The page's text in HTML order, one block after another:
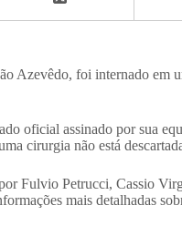
Azevêdo, foi internado em
oficial assinado por sua
cirurgia não está
Fulvio Petrucci, Cassio
mais detalhadas